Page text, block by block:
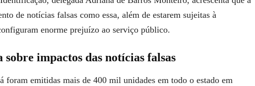
de notícias falsas como essa, além de estarem sujeitas à
enorme prejuízo ao serviço público.
impactos das notícias falsas
foram emitidas mais de 400 mil unidades em todo o estado em